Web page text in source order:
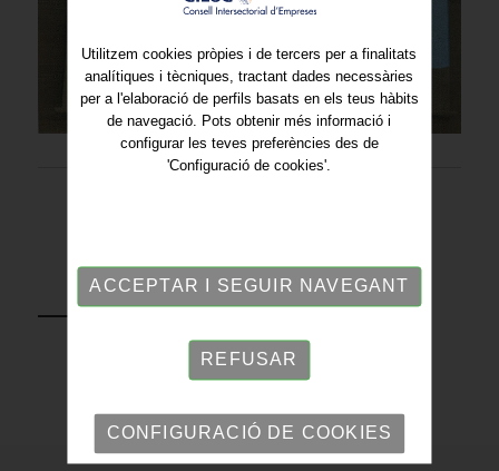
TORNAR
Utilitzem cookies pròpies i de tercers per a finalitats
analítiques i tècniques, tractant dades necessàries
per a l'elaboració de perfils basats en els teus hàbits
de navegació. Pots obtenir més informació i
configurar les teves preferències des de
'Configuració de cookies'.
ACCEPTAR I SEGUIR NAVEGANT
REFUSAR
CONFIGURACIÓ DE COOKIES